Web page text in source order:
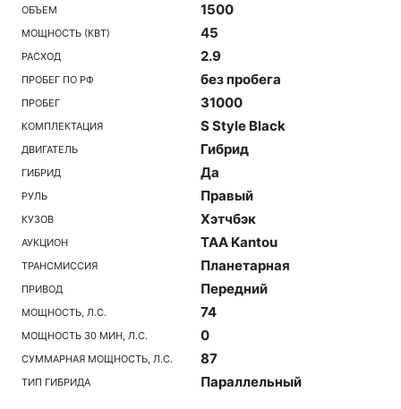
ОБЪЕМ 1500
МОЩНОСТЬ (КВТ) 45
РАСХОД 2.9
ПРОБЕГ ПО РФ без пробега
ПРОБЕГ 31000
КОМПЛЕКТАЦИЯ S Style Black
ДВИГАТЕЛЬ Гибрид
ГИБРИД Да
РУЛЬ Правый
КУЗОВ Хэтчбэк
АУКЦИОН TAA Kantou
ТРАНСМИССИЯ Планетарная
ПРИВОД Передний
МОЩНОСТЬ, Л.С. 74
МОЩНОСТЬ 30 МИН, Л.С. 0
СУММАРНАЯ МОЩНОСТЬ, Л.С. 87
ТИП ГИБРИДА Параллельный